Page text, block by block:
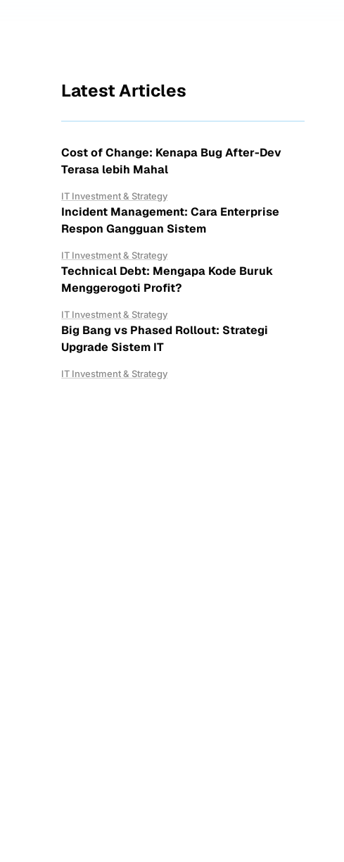
Latest Articles
Cost of Change: Kenapa Bug After-Dev
Terasa lebih Mahal
IT Investment & Strategy
Incident Management: Cara Enterprise
Respon Gangguan Sistem
IT Investment & Strategy
Technical Debt: Mengapa Kode Buruk
Menggerogoti Profit?
IT Investment & Strategy
Big Bang vs Phased Rollout: Strategi
Upgrade Sistem IT
IT Investment & Strategy